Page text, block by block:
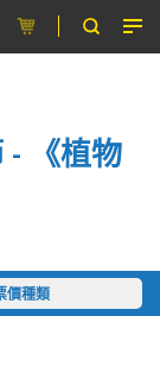
- 《植物
價種類